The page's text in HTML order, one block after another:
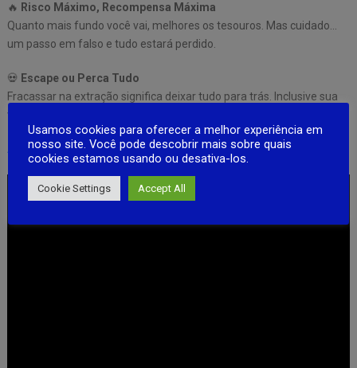
🔥 Risco Máximo, Recompensa Máxima
Quanto mais fundo você vai, melhores os tesouros. Mas cuidado…
um passo em falso e tudo estará perdido.
💀 Escape ou Perca Tudo
Fracassar na extração significa deixar tudo para trás. Inclusive sua
vida.
Android Game
Usamos cookies para oferecer a melhor experiência em
nosso site. Você pode descobrir mais sobre quais
cookies estamos usando ou desativa-los.
Cookie Settings Accept All